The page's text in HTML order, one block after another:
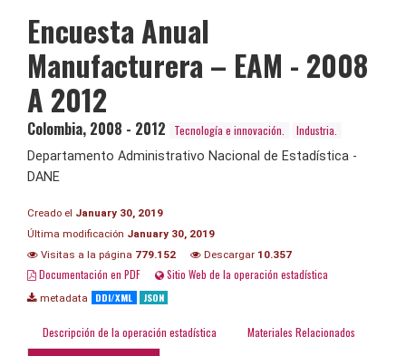
Encuesta Anual
Manufacturera – EAM - 2008
A 2012
Colombia, 2008 - 2012 Tecnología e innovación.
Industria.
Departamento Administrativo Nacional de Estadística -
DANE
Creado el January 30, 2019
Última modificación January 30, 2019
Visitas a la página 779.152 Descargar 10.357
Documentación en PDF Sitio Web de la operación estadística
metadata DDI/XML JSON
Descripción de la operación estadística Materiales Relacionados